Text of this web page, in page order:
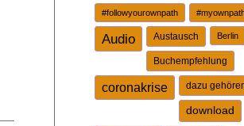
#followyourownpath
Audio Austausch Berlin
Buchempfehlung
coronakrise dazu
download